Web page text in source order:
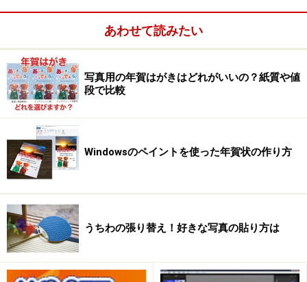
ただし、先ほども記載しましたが、DDRとDDR2とでは
互換性がないので、DDRを使っているパソコンでDDR2
メモリを使うことはできませんし、逆も同様に、DDR2
メモリを使っているパソコンでDDRメモリを使うことは
できません。また下位の規格を包括しているとはいえ、
パソコンによっては動作しない場合もあります。この点
は要注意です。メモリを増設する際は必ずメーカーに確
認することをおすすめします。
あわせて読みたい
写真用の年賀はがきはどれがいいの？紙質や値
段で比較
Windowsのペイントを使った年賀状の作り方
うちわの張り替え！好きな写真の貼り方は